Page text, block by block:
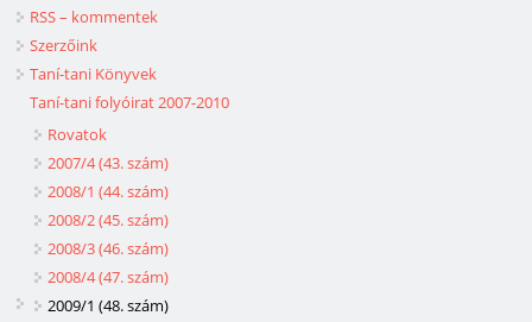
RSS – kommentek
Szerzőink
Taní-tani Könyvek
Taní-tani folyóirat 2007-2010
Rovatok
2007/4 (43. szám)
2008/1 (44. szám)
2008/2 (45. szám)
2008/3 (46. szám)
2008/4 (47. szám)
2009/1 (48. szám)